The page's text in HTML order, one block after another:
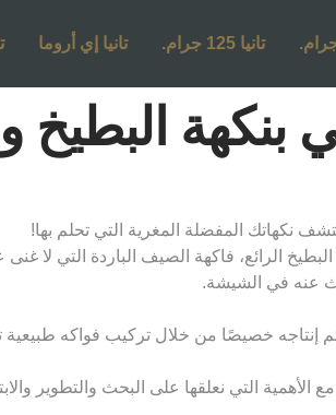
تانيا 125 جرام. تانيا إي أروما
البطيخ والنعناع
الرائع، فاكهة الصيف الباردة التي لا غنى
عنه في الشيشة.
خصيصًا من خلال تركيب فواكه طبيعية
الأهمية التي نعلقها على البحث والتطوير